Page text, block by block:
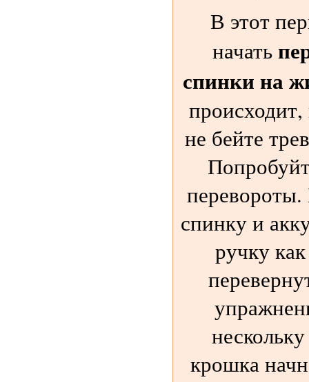
В этот
начать
спинки на
происходит,
не бейте
спинку и
ручку
крошка